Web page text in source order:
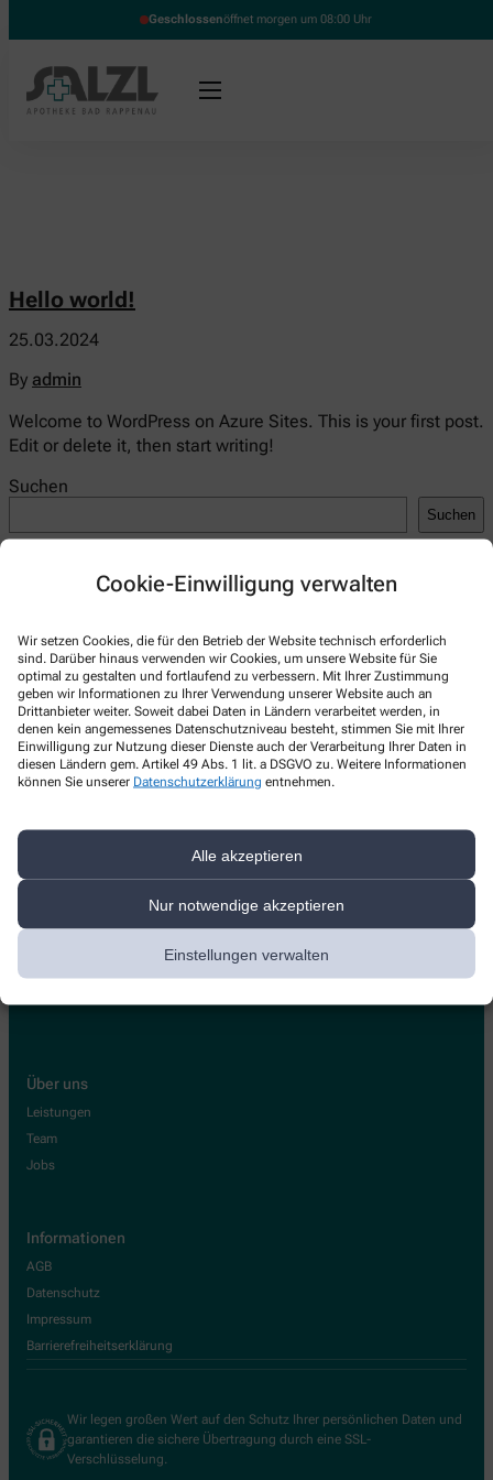
Cookie-Einwilligung verwalten
Wir setzen Cookies, die für den Betrieb der Website technisch erforderlich
sind. Darüber hinaus verwenden wir Cookies, um unsere Website für Sie
optimal zu gestalten und fortlaufend zu verbessern. Mit Ihrer Zustimmung
geben wir Informationen zu Ihrer Verwendung unserer Website auch an
Drittanbieter weiter. Soweit dabei Daten in Ländern verarbeitet werden, in
denen kein angemessenes Datenschutzniveau besteht, stimmen Sie mit Ihrer
Einwilligung zur Nutzung dieser Dienste auch der Verarbeitung Ihrer Daten in
diesen Ländern gem. Artikel 49 Abs. 1 lit. a DSGVO zu. Weitere Informationen
können Sie unserer Datenschutzerklärung entnehmen.
Alle akzeptieren
Nur notwendige akzeptieren
Einstellungen verwalten
Geschlossenöffnet morgen um 08:00 Uhr
Hello world!
25.03.2024
By admin
Welcome to WordPress on Azure Sites. This is your first post.
Edit or delete it, then start writing!
Suchen
Suchen
Recent Comments
A WordPress CommenterzuHello world!
Kontakt
Salzl-Apotheke Bad Rappenau
+49-7264 /2 08 10 01
+49-7264/2084031
Über uns
Leistungen
Team
Jobs
Informationen
AGB
Datenschutz
Impressum
Barrierefreiheitserklärung
Wir legen großen Wert auf den Schutz Ihrer persönlichen Daten und
garantieren die sichere Übertragung durch eine SSL-
Verschlüsselung.